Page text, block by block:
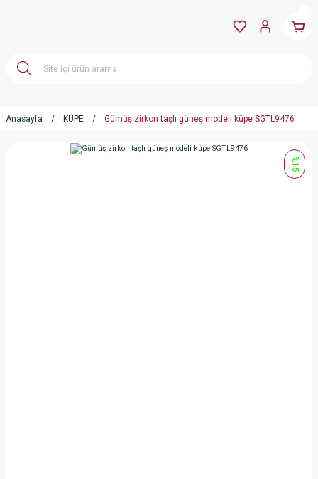
Anasayfa KÜPE Gümüş zirkon taşlı güneş modeli küpe SGTL9476
%15